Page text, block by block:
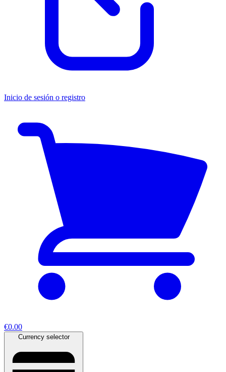
Inicio de sesión o registro
€0.00
Currency selector